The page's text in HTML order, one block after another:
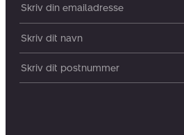
Din email:
Dit navn:
Postnummer